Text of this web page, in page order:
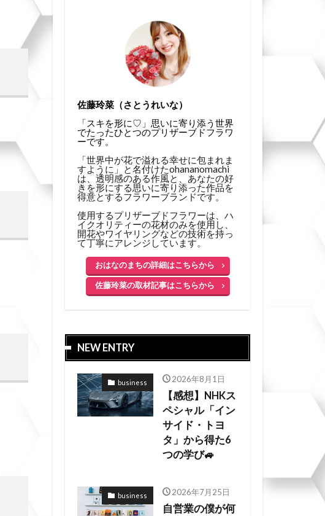
佐藤玲菜（さとうれいな）
「スキを形に♡」思いに寄り添う世界
でたったひとつのプリザーブドフラワ
ーです。
「世界中が花で溢れる幸せに包まれま
すように」と名付けたohananomachi
は、透明感のある作風と、あなたの好
きを形にする思いに寄り添った作品を
得意とするフラワーブランドです。
使用するプリザーブドフラワーは、ハ
イクオリティーの花材のみを使用し、
開花やワイヤリングなどの技術を持っ
て丁寧にアレンジしています。
おはなのまちの詳細はこちらから
佐藤玲菜の取材記事はこちらから
NEW ENTRY
business 2026年8月1日
【感想】NHKス
ペシャル「イン
サイド・トヨ
タ」から得た6
つの学び🚙
business 2026年7月25日
自営業の僕が何